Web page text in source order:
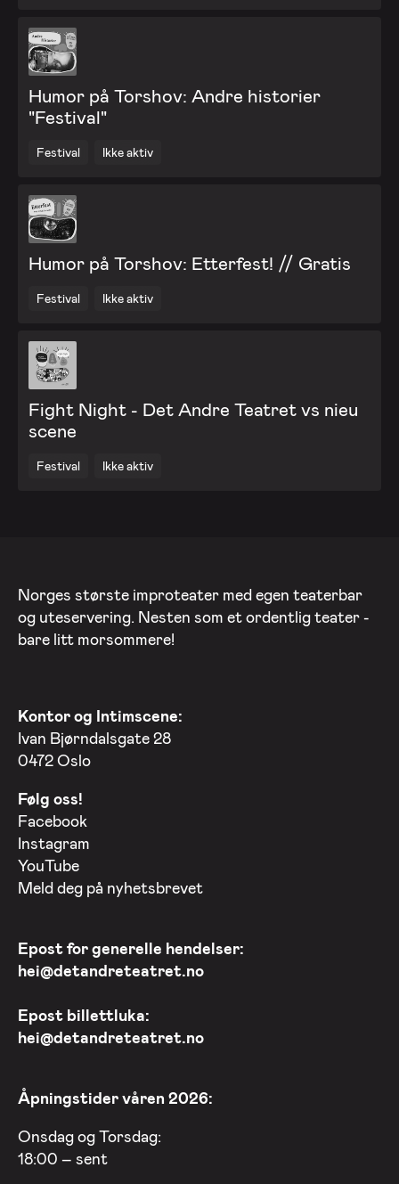
Humor på Torshov: Andre historier
"Festival"
Festival Ikke aktiv
Humor på Torshov: Etterfest! // Gratis
Festival Ikke aktiv
Fight Night - Det Andre Teatret vs nieu
scene
Festival Ikke aktiv
Norges største improteater med egen teaterbar
og uteservering. Nesten som et ordentlig teater -
bare litt morsommere!
Kontor og Intimscene:
Ivan Bjørndalsgate 28
0472 Oslo
Følg oss!
Facebook
Instagram
YouTube
Meld deg på nyhetsbrevet
Epost for generelle hendelser:
hei@detandreteatret.no
Epost billettluka:
hei@detandreteatret.no
Åpningstider våren 2026:
Onsdag og Torsdag:
18:00 – sent